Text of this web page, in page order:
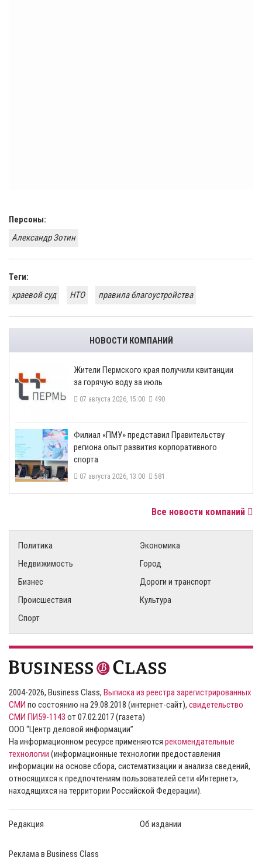
Персоны:
Александр Зотин
Теги:
краевой суд
НТО правила благоустройства
НОВОСТИ КОМПАНИЙ
​Жители Пермского края получили квитанции
за горячую воду за июль
07 августа 2026, 15:00 490
​Филиал «ПМУ» представил Правительству
региона опыт развития корпоративного
спорта
07 августа 2026, 13:00 581
Все новости компаний
Политика
Экономика
Недвижимость
Город
Бизнес
Дороги и транспорт
Происшествия
Культура
Спорт
2004-2026, Business Class, Выписка из реестра зарегистрированных
СМИ по состоянию на 29.08.2018 (интернет-сайт), свидетельство
СМИ ПИ59-1143 от 07.02.2017 (газета)
ООО “Центр деловой информации”
На информационном ресурсе применяются рекомендательные
технологии (информационные технологии предоставления
информации на основе сбора, систематизации и анализа сведений,
относящихся к предпочтениям пользователей сети «Интернет»,
находящихся на территории Российской Федерации).
Редакция Об издании
Реклама в Business Class